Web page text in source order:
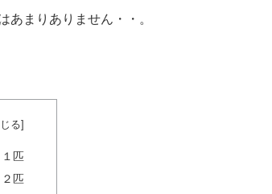
あまりありません・・。
匹
匹